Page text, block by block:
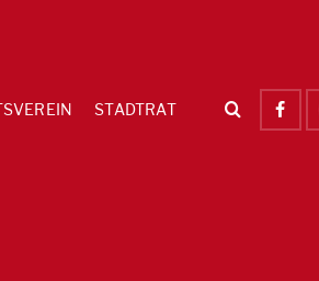
STADTRAT